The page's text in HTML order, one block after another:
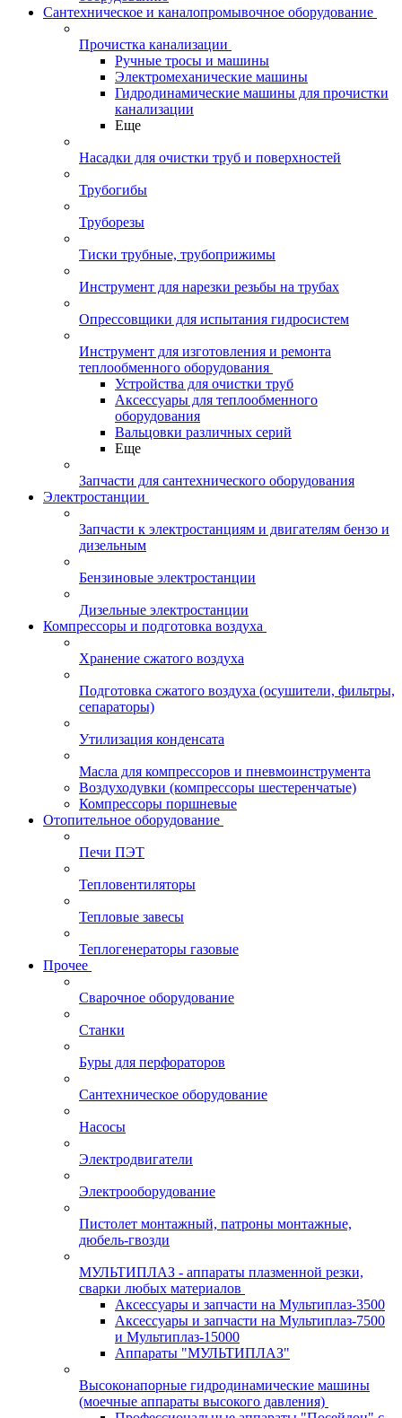
Сантехническое и каналопромывочное оборудование
Прочистка канализации
Ручные тросы и машины
Электромеханические машины
Гидродинамические машины для прочистки
канализации
Еще
Насадки для очистки труб и поверхностей
Трубогибы
Труборезы
Тиски трубные, трубоприжимы
Инструмент для нарезки резьбы на трубах
Опрессовщики для испытания гидросистем
Инструмент для изготовления и ремонта
теплообменного оборудования
Устройства для очистки труб
Аксессуары для теплообменного
оборудования
Вальцовки различных серий
Еще
Запчасти для сантехнического оборудования
Электростанции
Запчасти к электростанциям и двигателям бензо и
дизельным
Бензиновые электростанции
Дизельные электростанции
Компрессоры и подготовка воздуха
Хранение сжатого воздуха
Подготовка сжатого воздуха (осушители, фильтры,
сепараторы)
Утилизация конденсата
Масла для компрессоров и пневмоинструмента
Воздуходувки (компрессоры шестеренчатые)
Компрессоры поршневые
Отопительное оборудование
Печи ПЭТ
Тепловентиляторы
Тепловые завесы
Теплогенераторы газовые
Прочее
Сварочное оборудование
Станки
Буры для перфораторов
Сантехническое оборудование
Насосы
Электродвигатели
Электрооборудование
Пистолет монтажный, патроны монтажные,
дюбель-гвозди
МУЛЬТИПЛАЗ - аппараты плазменной резки,
сварки любых материалов
Аксессуары и запчасти на Мультиплаз-3500
Аксессуары и запчасти на Мультиплаз-7500
и Мультиплаз-15000
Аппараты "МУЛЬТИПЛАЗ"
Высоконапорные гидродинамические машины
(моечные аппараты высокого давления)